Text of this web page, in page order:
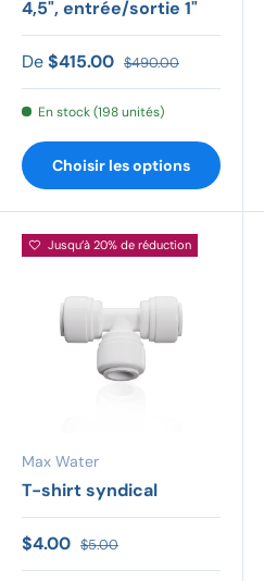
4,5", entrée/sortie 1"
De$415.00 $490.00
En stock (198 unités)
Choisir les options
Jusqu’à 20% de réduction
Max Water
T-shirt syndical
$4.00 $5.00